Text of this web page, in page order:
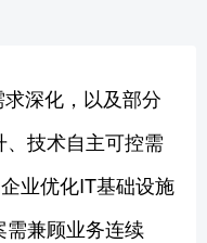
深化，以及部分
技术自主可控需
业优化IT基础设施
需兼顾业务连续